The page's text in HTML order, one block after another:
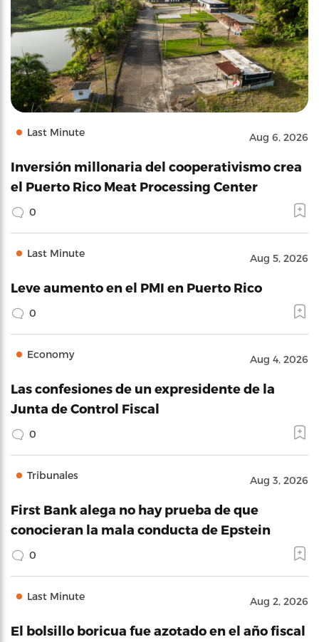
Last Minute Aug 6, 2026
Inversión millonaria del cooperativismo crea
el Puerto Rico Meat Processing Center
0
Last Minute Aug 5, 2026
Leve aumento en el PMI en Puerto Rico
0
Economy Aug 4, 2026
Las confesiones de un expresidente de la
Junta de Control Fiscal
0
Tribunales Aug 3, 2026
First Bank alega no hay prueba de que
conocieran la mala conducta de Epstein
0
Last Minute Aug 2, 2026
El bolsillo boricua fue azotado en el año fiscal